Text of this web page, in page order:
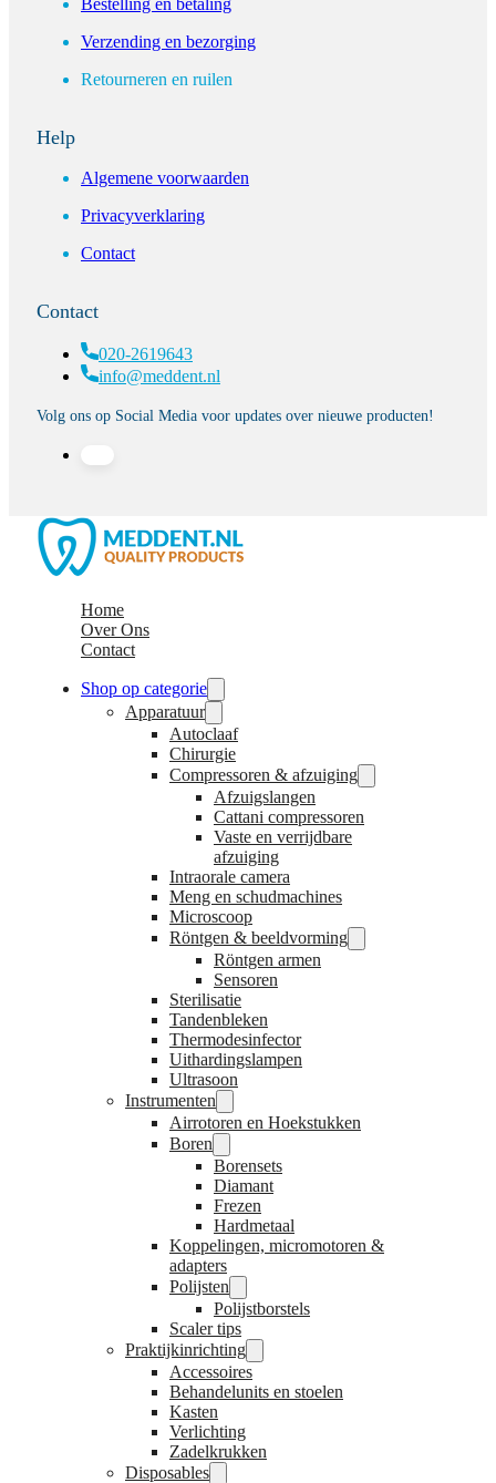
Verzending en bezorging
Retourneren en ruilen
Help
Algemene voorwaarden
Privacyverklaring
Contact
Contact
020-2619643
info@meddent.nl
Volg ons op Social Media voor updates over nieuwe producten!
Home
Over Ons
Contact
Shop op categorie
Apparatuur
Autoclaaf
Chirurgie
Compressoren & afzuiging
Afzuigslangen
Cattani compressoren
Vaste en verrijdbare
afzuiging
Intraorale camera
Meng en schudmachines
Microscoop
Röntgen & beeldvorming
Röntgen armen
Sensoren
Sterilisatie
Tandenbleken
Thermodesinfector
Uithardingslampen
Ultrasoon
Instrumenten
Airrotoren en Hoekstukken
Boren
Borensets
Diamant
Frezen
Hardmetaal
Koppelingen, micromotoren &
adapters
Polijsten
Polijstborstels
Scaler tips
Praktijkinrichting
Accessoires
Behandelunits en stoelen
Kasten
Verlichting
Zadelkrukken
Disposables